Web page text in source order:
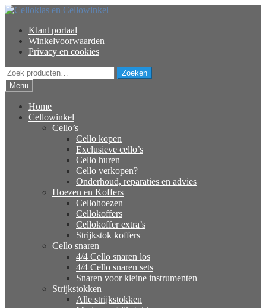
Ga
naar
navigatie
Ga
inhoud
Klant portaal
Winkelvoorwaarden
Privacy en cookies
Zoeken
naar:
Zoeken
Menu
Home
Cellowinkel
Cello’s
Cello kopen
Exclusieve cello’s
Cello huren
Cello verkopen?
Onderhoud, reparaties en advies
Hoezen en Koffers
Cellohoezen
Cellokoffers
Cellokoffer extra’s
Strijkstok koffers
Cello snaren
4/4 Cello snaren los
4/4 Cello snaren sets
Snaren voor kleine instrumenten
Strijkstokken
Alle strijkstokken